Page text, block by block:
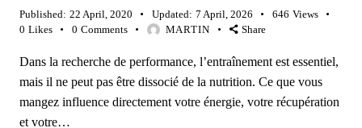
Published: 22 April, 2020 Updated: 7 April, 2026 646 Views
0 Likes 0 Comments MARTIN Share
Dans la recherche de performance, l’entraînement est essentiel,
mais il ne peut pas être dissocié de la nutrition. Ce que vous
mangez influence directement votre énergie, votre récupération
et votre…